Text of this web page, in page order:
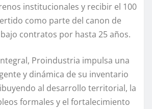
institucionales y recibir el 100
como parte del canon de
contratos por hasta 25 años.
Proindustria impulsa una
y dinámica de su inventario
al desarrollo territorial, la
formales y el fortalecimiento